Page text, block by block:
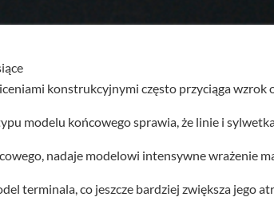
konstrukcyjnymi często przyciąga wzrok
modelu końcowego sprawia, że linie i
nadaje modelowi intensywne wrażenie
terminala, co jeszcze bardziej zwiększa jego